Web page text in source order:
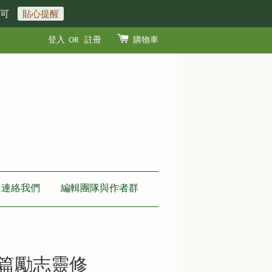
貼心提醒
登入 OR 註冊 購物車
連絡我們 編輯團隊與作者群
勵志靈修